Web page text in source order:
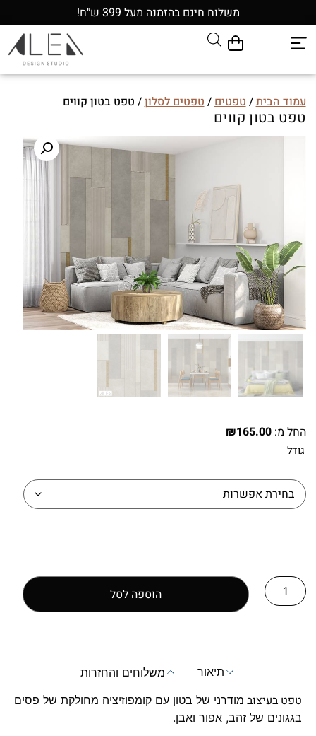
משלוח חינם בהזמנה מעל 399 ש״ח!
עמוד הבית/טפטים/טפטים לסלון/ טפט בטון קווים
טפט בטון קווים
החל מ: ₪165.00
גודל
הוספה לסל
תיאור משלוחים והחזרות
טפט בעיצוב מודרני של בטון עם קומפוזיציה מחולקת של פסים
בגגונים של זהב, אפור ואבן.